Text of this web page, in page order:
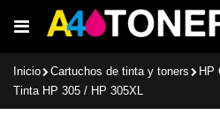
al
Inicio Cartuchos de tinta y toners
HP
Tinta HP 305 / HP 305XL